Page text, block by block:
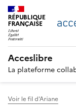
RÉPUBLIQUE
FRANÇAISE
Acceslibre
La plateforme
Voir le fil d'Ariane